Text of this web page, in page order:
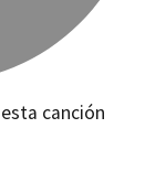
canción